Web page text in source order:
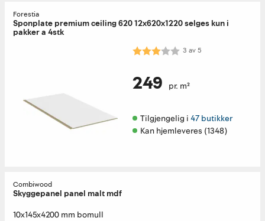
Forestia
Sponplate premium ceiling 620 12x620x1220 selges kun i
pakker a 4stk
Karakter: 3.0 av 5 mulige
3 av5
249 pr. m²
Tilgjengelig i 47 butikker
Kan hjemleveres (1348)
Combiwood
Skyggepanel panel malt mdf
10x145x4200 mm bomull